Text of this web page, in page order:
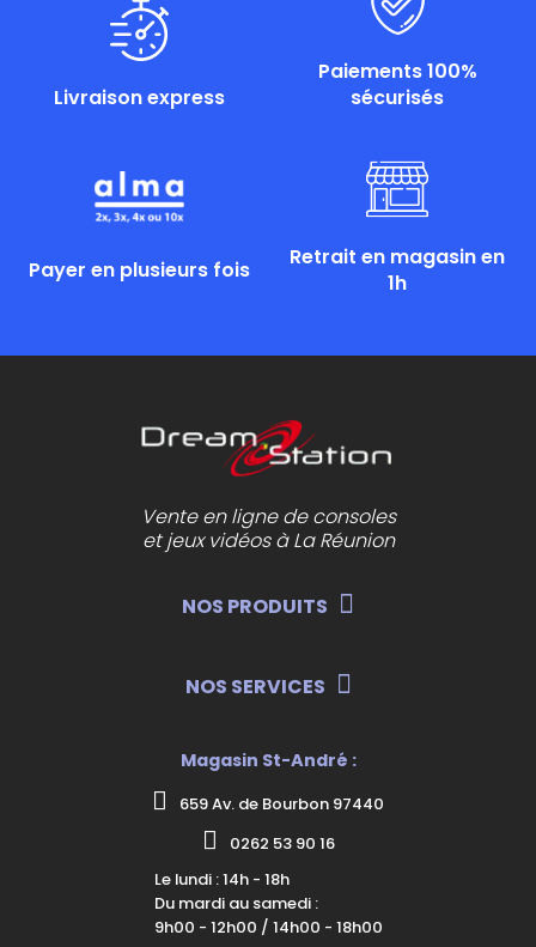
Livraison express
Paiements 100%
sécurisés
Payer en plusieurs fois
Retrait en magasin en
1h
Vente en ligne de consoles
et jeux vidéos à La Réunion
NOS PRODUITS
NOS SERVICES
Magasin St-André :
659 Av. de Bourbon 97440
0262 53 90 16
Le lundi : 14h - 18h
Du mardi au samedi :
9h00 - 12h00 / 14h00 - 18h00